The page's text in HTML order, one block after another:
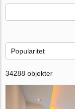
Popularitet
34288 objekter